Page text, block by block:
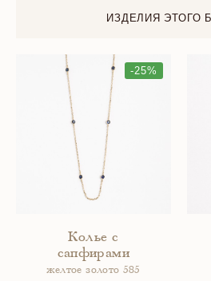
ИЗДЕЛИЯ ЭТОГО
-25%
Колье с
сапфирами
желтое золото 585